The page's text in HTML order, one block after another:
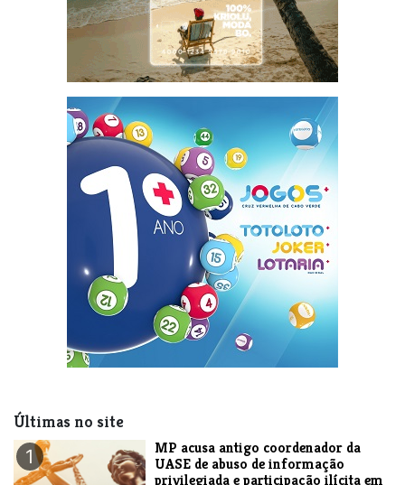
Últimas no site
1
MP acusa antigo coordenador da
UASE de abuso de informação
privilegiada e participação ilícita em